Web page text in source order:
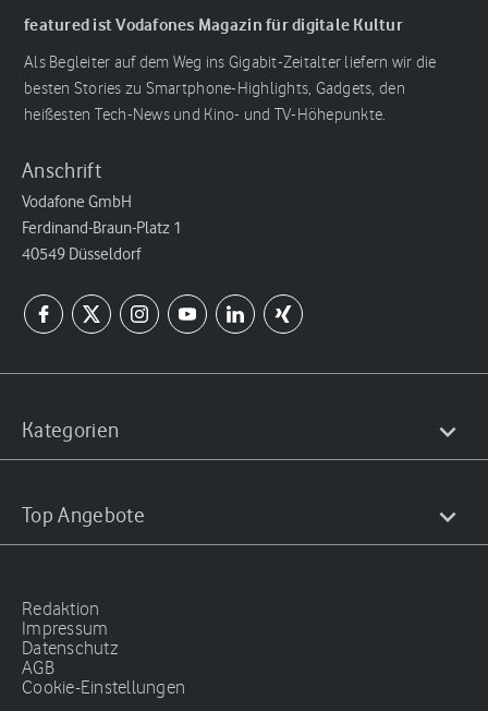
featured ist Vodafones Magazin für digitale Kultur
Als Begleiter auf dem Weg ins Gigabit-Zeitalter liefern wir die
besten Stories zu Smartphone-Highlights, Gadgets, den
heißesten Tech-News und Kino- und TV-Höhepunkte.
Anschrift
Vodafone GmbH
Ferdinand-Braun-Platz 1
40549 Düsseldorf
Kategorien
Top Angebote
Redaktion
Impressum
Datenschutz
AGB
Cookie-Einstellungen